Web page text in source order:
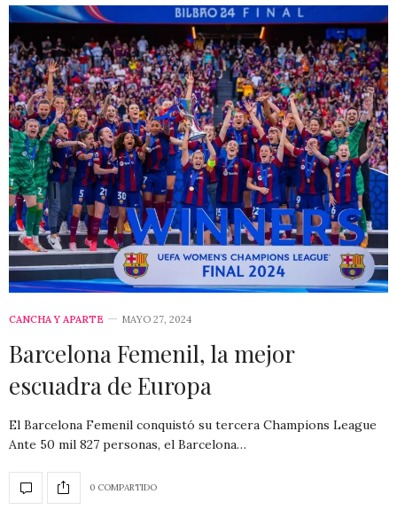
CANCHA Y APARTE MAYO 27, 2024
Barcelona Femenil, la mejor
escuadra de Europa
El Barcelona Femenil conquistó su tercera Champions League
Ante 50 mil 827 personas, el Barcelona…
0 COMPARTIDO